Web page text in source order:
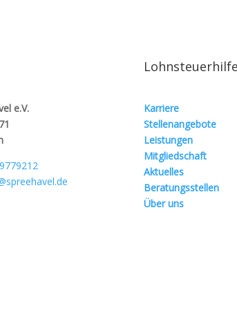
e.V.
Karriere
Stellenangebote
Leistungen
Mitgliedschaft
Aktuelles
Beratungsstellen
Über uns